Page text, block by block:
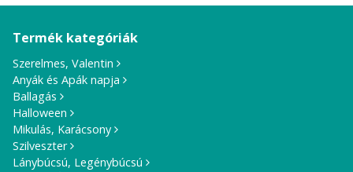
Termék kategóriák
Szerelmes, Valentin
Anyák és Apák napja
Ballagás
Halloween
Mikulás, Karácsony
Szilveszter
Lánybúcsú, Legénybúcsú